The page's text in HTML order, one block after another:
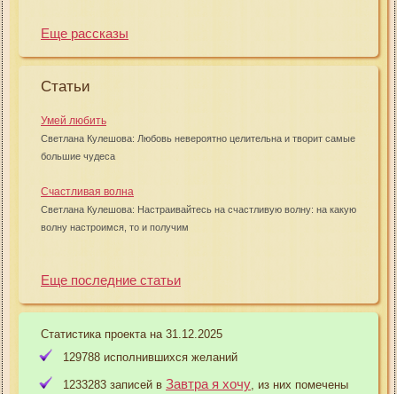
Еще рассказы
Статьи
Умей любить
Светлана Кулешова: Любовь невероятно целительна и творит самые
большие чудеса
Счастливая волна
Светлана Кулешова: Настраивайтесь на счастливую волну: на какую
волну настроимся, то и получим
Еще последние статьи
Статистика проекта на 31.12.2025
129788 исполнившихся желаний
1233283 записей в Завтра я хочу , из них помечены